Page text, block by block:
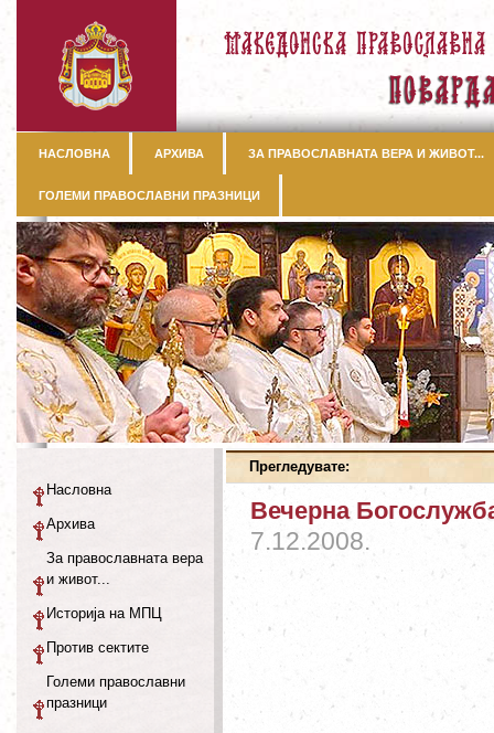
НАСЛОВНА АРХИВА ЗА ПРАВОСЛАВНАТА ВЕРА И ЖИВОТ...
ГОЛЕМИ ПРАВОСЛАВНИ ПРАЗНИЦИ
Прегледувате:
Вечерна
7.12.2008.
Насловна
Архива
За православната вера
и живот...
Историја на МПЦ
Против сектите
Големи православни
празници